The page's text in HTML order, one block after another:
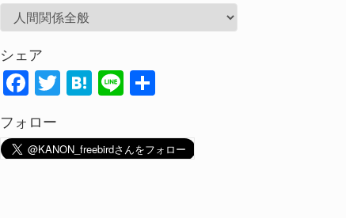
ブ
テ
ゴ
リ
シェア
F
e
b
T
itt
er
H
e
n
Li
e
共
フォロー